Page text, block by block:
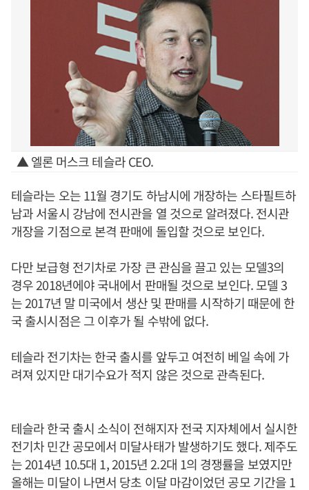
▲ 엘론 머스크 테슬라 CEO.
테슬라는 오는 11월 경기도 하남시에 개장하는 스타필트하
남과 서울시 강남에 전시관을 열 것으로 알려졌다. 전시관
개장을 기점으로 본격 판매에 돌입할 것으로 보인다.
다만 보급형 전기차로 가장 큰 관심을 끌고 있는 모델3의
경우 2018년에야 국내에서 판매될 것으로 보인다. 모델 3
는 2017년 말 미국에서 생산 및 판매를 시작하기 때문에 한
국 출시시점은 그 이후가 될 수밖에 없다.
테슬라 전기차는 한국 출시를 앞두고 여전히 베일 속에 가
려져 있지만 대기수요가 적지 않은 것으로 관측된다.
테슬라 한국 출시 소식이 전해지자 전국 지자체에서 실시한
전기차 민간 공모에서 미달사태가 발생하기도 했다. 제주도
는 2014년 10.5대 1, 2015년 2.2대 1의 경쟁률을 보였지만
올해는 미달이 나면서 당초 이달 마감이었던 공모 기간을 1